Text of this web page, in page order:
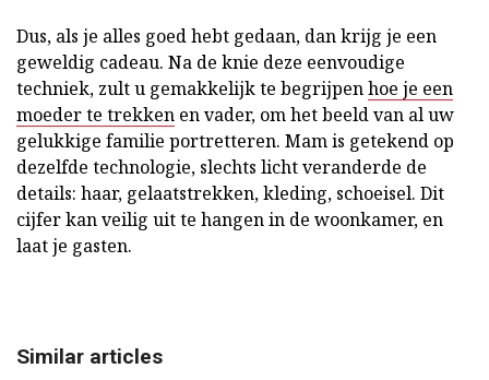
Dus, als je alles goed hebt gedaan, dan krijg je een
geweldig cadeau. Na de knie deze eenvoudige
techniek, zult u gemakkelijk te begrijpenhoe je een
moeder te trekken en vader, om het beeld van al uw
gelukkige familie portretteren. Mam is getekend op
dezelfde technologie, slechts licht veranderde de
details: haar, gelaatstrekken, kleding, schoeisel. Dit
cijfer kan veilig uit te hangen in de woonkamer, en
laat je gasten.
Similar articles